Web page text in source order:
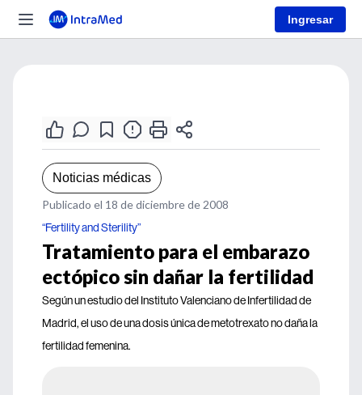
Ingresar
Noticias médicas
Publicado el 18 de diciembre de 2008
“Fertility and Sterility”
Tratamiento para el embarazo
ectópico sin dañar la fertilidad
Según un estudio del Instituto Valenciano de Infertilidad de
Madrid, el uso de una dosis única de metotrexato no daña la
fertilidad femenina.